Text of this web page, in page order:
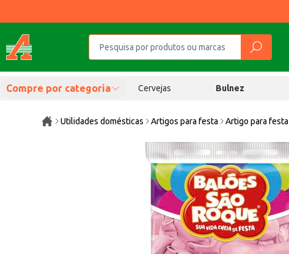
Compre por categoria Cervejas Bulnez
Utilidades domésticas Artigos para festa Artigo para festa